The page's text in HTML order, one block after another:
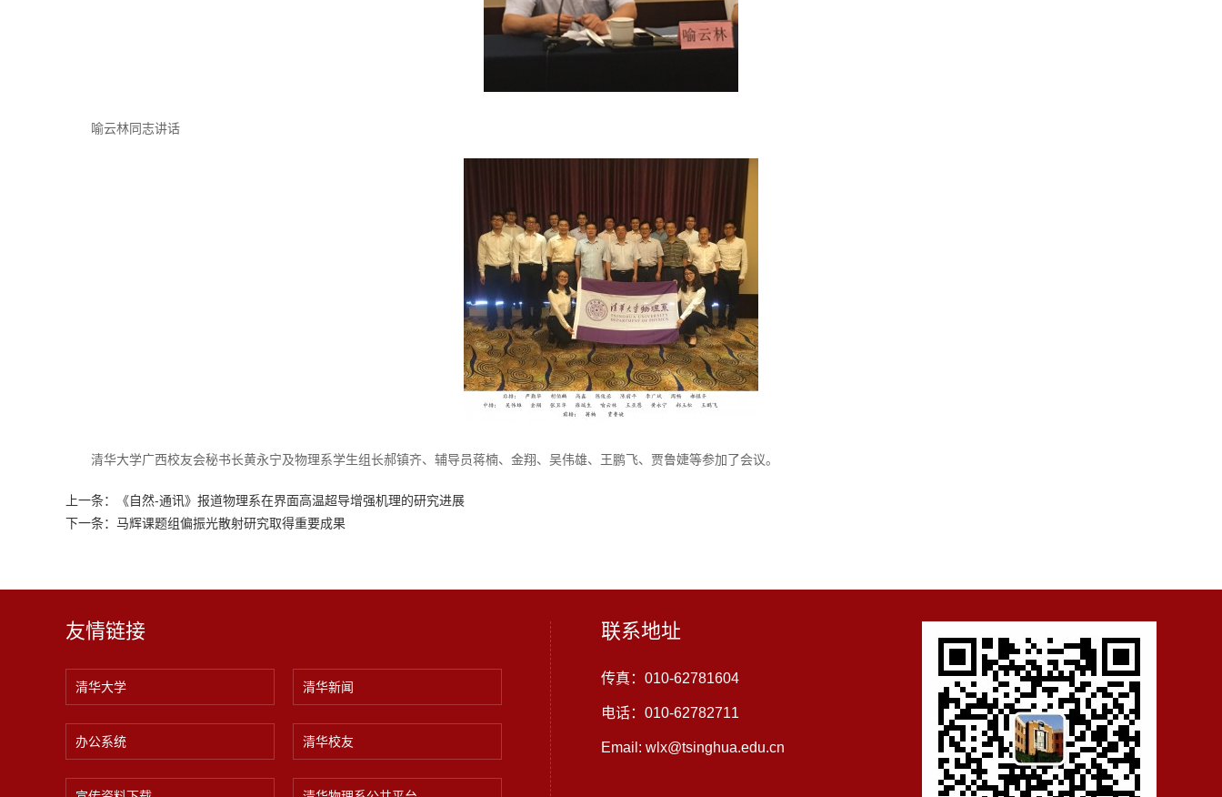
喻云林同志讲话
清华大学广西校友会秘书长黄永宁及物理系学生组长郝镇齐、辅导员蒋楠、金翔、吴伟雄、王鹏飞、贾鲁婕等参加了会议。
上一条：
《自然-通讯》报道物理系在界面高温超导增强机理的研究进展
下一条： 马辉课题组偏振光散射研究取得重要成果
友情链接
清华大学 清华新闻
办公系统 清华校友
联系地址
传真：010-62781604
电话：010-62782711
Email: wlx@tsinghua.edu.cn